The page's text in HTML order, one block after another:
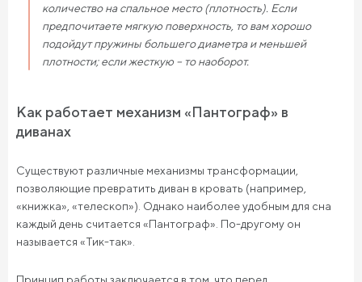
количество на спальное место (плотность). Если
предпочитаете мягкую поверхность, то вам хорошо
подойдут пружины большего диаметра и меньшей
плотности; если жесткую – то наоборот.
Как работает механизм «Пантограф» в
диванах
Существуют различные механизмы трансформации,
позволяющие превратить диван в кровать (например,
«книжка», «телескоп»). Однако наиболее удобным для сна
каждый день считается «Пантограф». По-другому он
называется «Тик-так».
Принцип работы заключается в том, что перед